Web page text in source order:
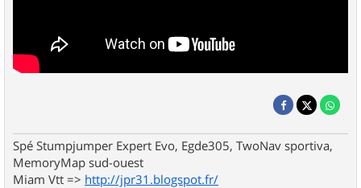
Spé Stumpjumper Expert Evo, Egde305, TwoNav sportiva,
MemoryMap sud-ouest
Miam Vtt => http://jpr31.blogspot.fr/